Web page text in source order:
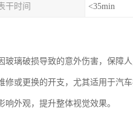
干时间 <35min
璃破损导致的意外伤害，保障人
或更换的开支，尤其适用于汽车
外观，提升整体视觉效果。